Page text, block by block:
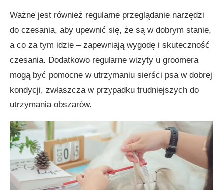
Ważne jest również regularne przeglądanie narzędzi
do czesania, aby upewnić się, że są w dobrym stanie,
a co za tym idzie – zapewniają wygodę i skuteczność
czesania. Dodatkowo regularne wizyty u groomera
mogą być pomocne w utrzymaniu sierści psa w dobrej
kondycji, zwłaszcza w przypadku trudniejszych do
utrzymania obszarów.